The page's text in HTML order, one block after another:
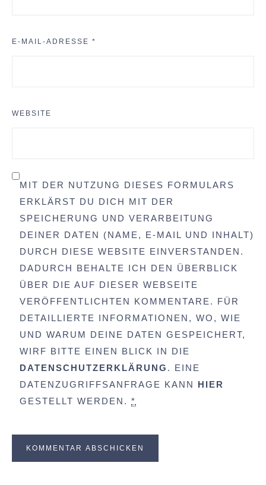
E-MAIL-ADRESSE *
WEBSITE
MIT DER NUTZUNG DIESES FORMULARS
ERKLÄRST DU DICH MIT DER
SPEICHERUNG UND VERARBEITUNG
DEINER DATEN (NAME, E-MAIL UND INHALT)
DURCH DIESE WEBSITE EINVERSTANDEN.
DADURCH BEHALTE ICH DEN ÜBERBLICK
ÜBER DIE AUF DIESER WEBSEITE
VERÖFFENTLICHTEN KOMMENTARE. FÜR
DETAILLIERTE INFORMATIONEN, WO, WIE
UND WARUM DEINE DATEN GESPEICHERT,
WIRF BITTE EINEN BLICK IN DIE
DATENSCHUTZERKLÄRUNG . EINE
DATENZUGRIFFSANFRAGE KANN HIER
GESTELLT WERDEN. *